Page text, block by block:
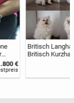
Britisch Langhaar &
Britisch Kurzhaar
Kitten mit
Stammbaum